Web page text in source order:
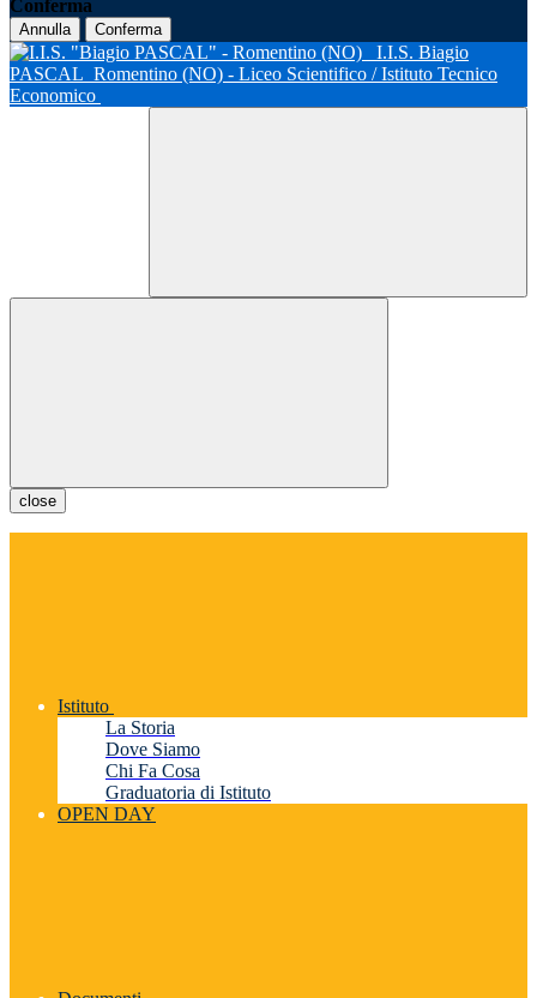
Conferma
Annulla Conferma
I.I.S. Biagio
PASCAL Romentino (NO) - Liceo Scientifico / Istituto Tecnico
Economico
close
Istituto
La Storia
Dove Siamo
Chi Fa Cosa
Graduatoria di Istituto
OPEN DAY